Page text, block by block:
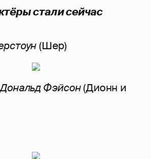
стали сейчас
(Шер)
Фэйсон(Дионн и